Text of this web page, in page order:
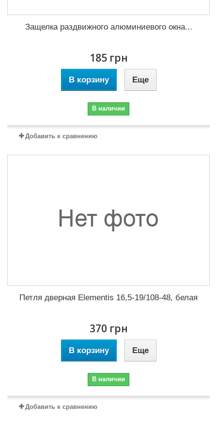
Защелка раздвижного алюминиевого окна...
185 грн
В корзину Еще
В наличии
Добавить к сравнению
Петля дверная Elementis 16,5-19/108-48, белая
370 грн
В корзину Еще
В наличии
Добавить к сравнению